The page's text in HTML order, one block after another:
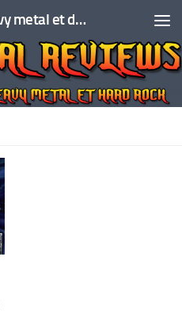
Chroniques albums de heavy metal et de hard rock